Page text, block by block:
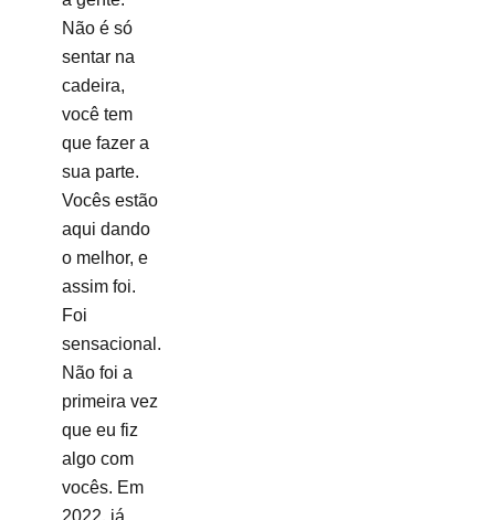
Não é só
sentar na
cadeira,
você tem
que fazer a
sua parte.
Vocês estão
aqui dando
o melhor, e
assim foi.
Foi
sensacional.
Não foi a
primeira vez
que eu fiz
algo com
vocês. Em